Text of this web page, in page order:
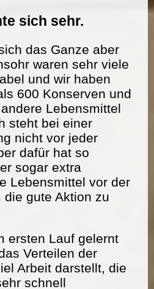
sich sehr.
das Ganze aber
waren sehr viele
und wir haben
600 Konserven und
Lebensmittel
steht bei einer
nicht vor jeder
dafür hat so
sogar extra
Lebensmittel vor der
gute Aktion zu
ersten Lauf gelernt
Verteilen der
Arbeit darstellt, die
schnell